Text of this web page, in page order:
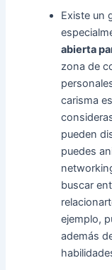
Existe un
abierta
zona de
carisma
pueden
puedes
buscar
ejemplo,
además